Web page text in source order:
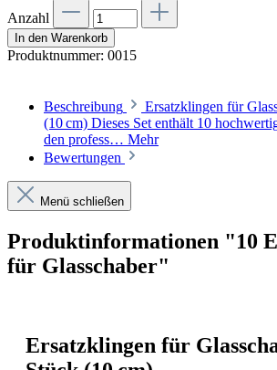
Anzahl
In den Warenkorb
Produktnummer: 0015
Beschreibung
Ersatzklingen für
(10 cm) Dieses Set enthält 10
den profess… Mehr
Bewertungen
Menü schließen
Produktinformationen "10
für Glasschaber"
Ersatzklingen für